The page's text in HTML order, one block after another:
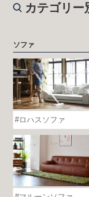
カテゴリー
ソファ
ロハスソファ